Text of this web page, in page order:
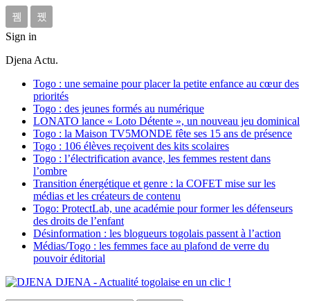
Sign in
Djena Actu.
Togo : une semaine pour placer la petite enfance au cœur des
priorités
Togo : des jeunes formés au numérique
LONATO lance « Loto Détente », un nouveau jeu dominical
Togo : la Maison TV5MONDE fête ses 15 ans de présence
Togo : 106 élèves reçoivent des kits scolaires
Togo : l’électrification avance, les femmes restent dans
l’ombre
Transition énergétique et genre : la COFET mise sur les
médias et les créateurs de contenu
Togo: ProtectLab, une académie pour former les défenseurs
des droits de l’enfant
Désinformation : les blogueurs togolais passent à l’action
Médias/Togo : les femmes face au plafond de verre du
pouvoir éditorial
DJENA - Actualité togolaise en un clic !